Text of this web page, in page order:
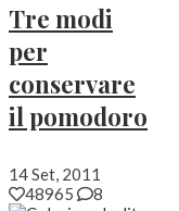
Tre modi
per
conservare
il pomodoro
14 Set, 2011
48965
8